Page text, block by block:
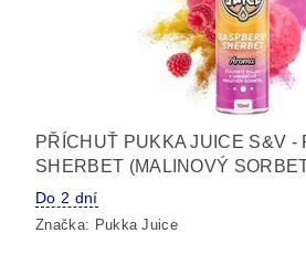
PŘÍCHUŤ PUKKA JUICE S&V -
SHERBET (MALINOVÝ
Do 2 dní
Značka: Pukka Juice